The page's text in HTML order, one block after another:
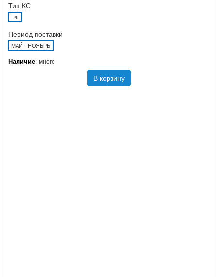
Тип КС
P9
Период поставки
МАЙ - НОЯБРЬ
Наличие: много
В корзину